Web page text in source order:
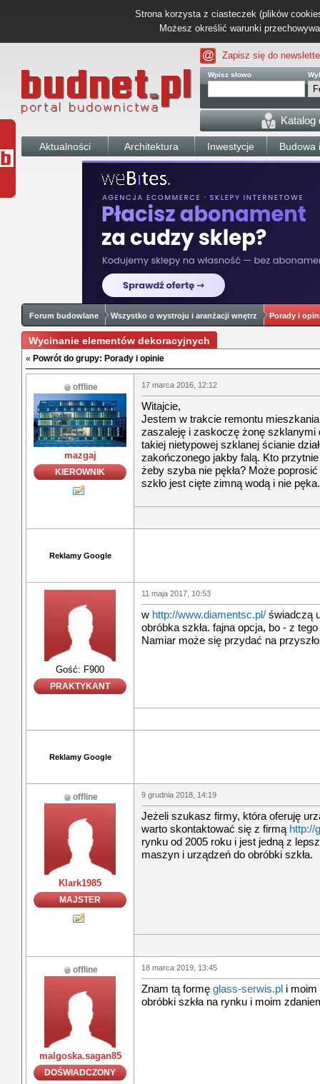
Strona korzysta z ciasteczek (plików
Możesz określić warunki
Zapisz się do
Wpisz słowo
Katalog
Aktualności Architektura Inwestycje Budowa
Forum budowlane Wszystko o wystroju i aranżacji wnętrz Porady i
Wycinanie elementów dekoracyjnych
« Powrót do grupy: Porady i opinie
offline
mazgaj
KIEROWNIK
17 marca 2016, 12:12
Witajcie,
Jestem w trakcie remontu
zaszaleję i zaskoczę żonę szklanymi
takiej nietypowej szklanej ścianie
zakończonego jakby falą. Kto
żeby szyba nie pękła? Może poprosić
szkło jest cięte zimną wodą i nie
Reklamy Google
Gość: F900
PRAKTYKANT
11 maja 2017, 10:53
w http://www.diamentsc.pl/ świadczą
obróbka szkła. fajna opcja, bo - z tego
Namiar może się przydać na
Reklamy Google
offline
Klark1985
MAJSTER
9 grudnia 2018, 14:19
Jeżeli szukasz firmy, która oferuję
warto skontaktować się z firmą http://
rynku od 2005 roku i jest jedną z
maszyn i urządzeń do obróbki szkła.
offline
malgoska.sagan85
DOŚWIADCZONY
18 marca 2019, 13:45
Znam tą formę glass-serwis.pl i moim
obróbki szkła na rynku i moim